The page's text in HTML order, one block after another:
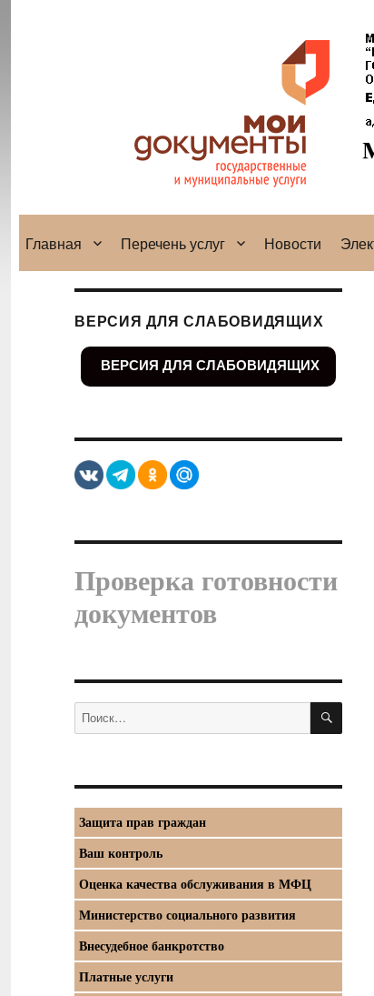
Главная Перечень услуг Новости
ВЕРСИЯ ДЛЯ СЛАБОВИДЯЩИХ
ВЕРСИЯ ДЛЯ СЛАБОВИДЯЩИХ
Проверка готовности
документов
Искать:
Защита прав граждан
Ваш контроль
Оценка качества обслуживания в МФЦ
Министерство социального развития
Внесудебное банкротство
Платные услуги